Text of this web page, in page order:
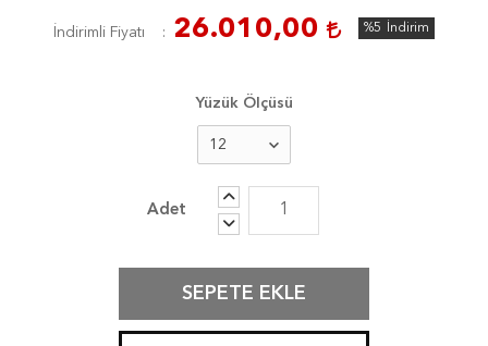
İndirimli Fiyatı 26.010,00 %5 İndirim
Yüzük Ölçüsü
SEPETE EKLE